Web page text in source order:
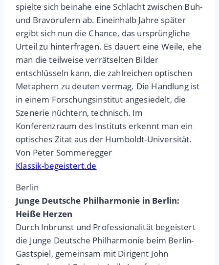
spielte sich beinahe eine Schlacht zwischen Buh-
und Bravorufern ab. Eineinhalb Jahre später
ergibt sich nun die Chance, das ursprüngliche
Urteil zu hinterfragen. Es dauert eine Weile, ehe
man die teilweise verrätselten Bilder
entschlüsseln kann, die zahlreichen optischen
Metaphern zu deuten vermag. Die Handlung ist
in einem Forschungsinstitut angesiedelt, die
Szenerie nüchtern, technisch. Im
Konferenzraum des Instituts erkennt man ein
optisches Zitat aus der Humboldt-Universität.
Von Peter Sommeregger
Klassik-begeistert.de
Berlin
Junge Deutsche Philharmonie in Berlin:
Heiße Herzen
Durch Inbrunst und Professionalität begeistert
die Junge Deutsche Philharmonie beim Berlin-
Gastspiel, gemeinsam mit Dirigent John